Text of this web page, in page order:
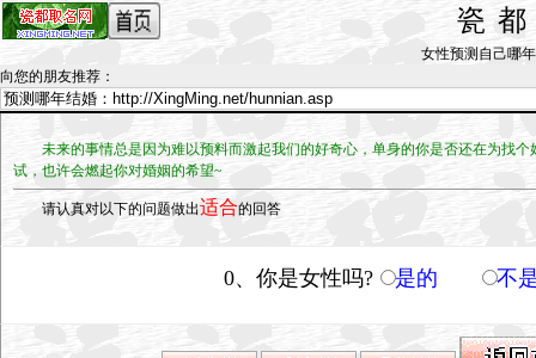
瓷
女性预测自己哪
向您的朋友推荐 ：
未来的事情总是因为难以预料而激起我们的好奇心，单身的你是否还在为找个
试，也许会燃起你对婚姻的希望~
请认真对以下的问题做出适合的回答
0、你是女性吗? 是的 不